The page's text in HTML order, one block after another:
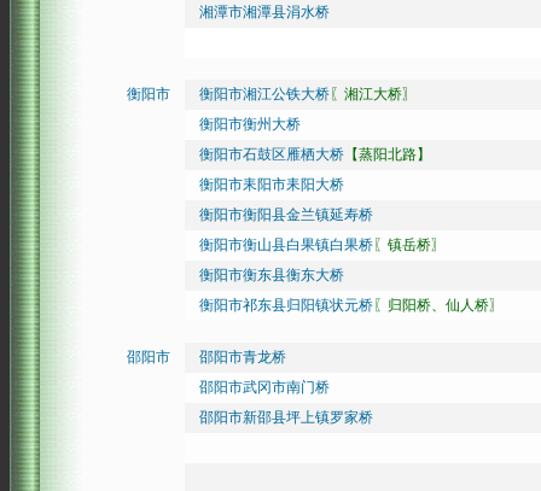
湘潭市湘潭县涓水桥
衡阳市 衡阳市湘江公铁大桥 〖湘江大桥〗
衡阳市衡州大桥
衡阳市石鼓区雁栖大桥 【蒸阳北路】
衡阳市耒阳市耒阳大桥
衡阳市衡阳县金兰镇延寿桥
衡阳市衡山县白果镇白果桥 〖镇岳桥〗
衡阳市衡东县衡东大桥
衡阳市祁东县归阳镇状元桥 〖归阳桥、仙人桥〗
邵阳市
邵阳市青龙桥
邵阳市武冈市南门桥
邵阳市新邵县坪上镇罗家桥